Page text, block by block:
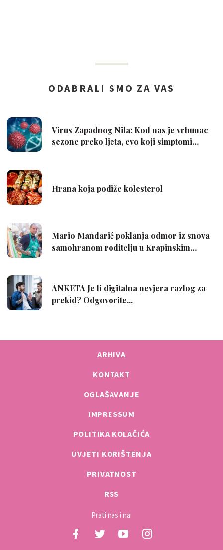
ARHIVA
KONTAKT
OGLAŠAVANJE
IMPRESSUM
POLITIKA KOLAČIĆA
UVJETI KORIŠTENJA
PRIVATNOST
RSS
Prati nas i na: